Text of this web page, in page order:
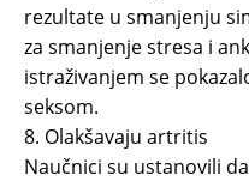
rezultate u smanjenju
za smanjenje stresa i
istraživanjem se
seksom.
8. Olakšavaju artritis
Naučnici su ustanovili